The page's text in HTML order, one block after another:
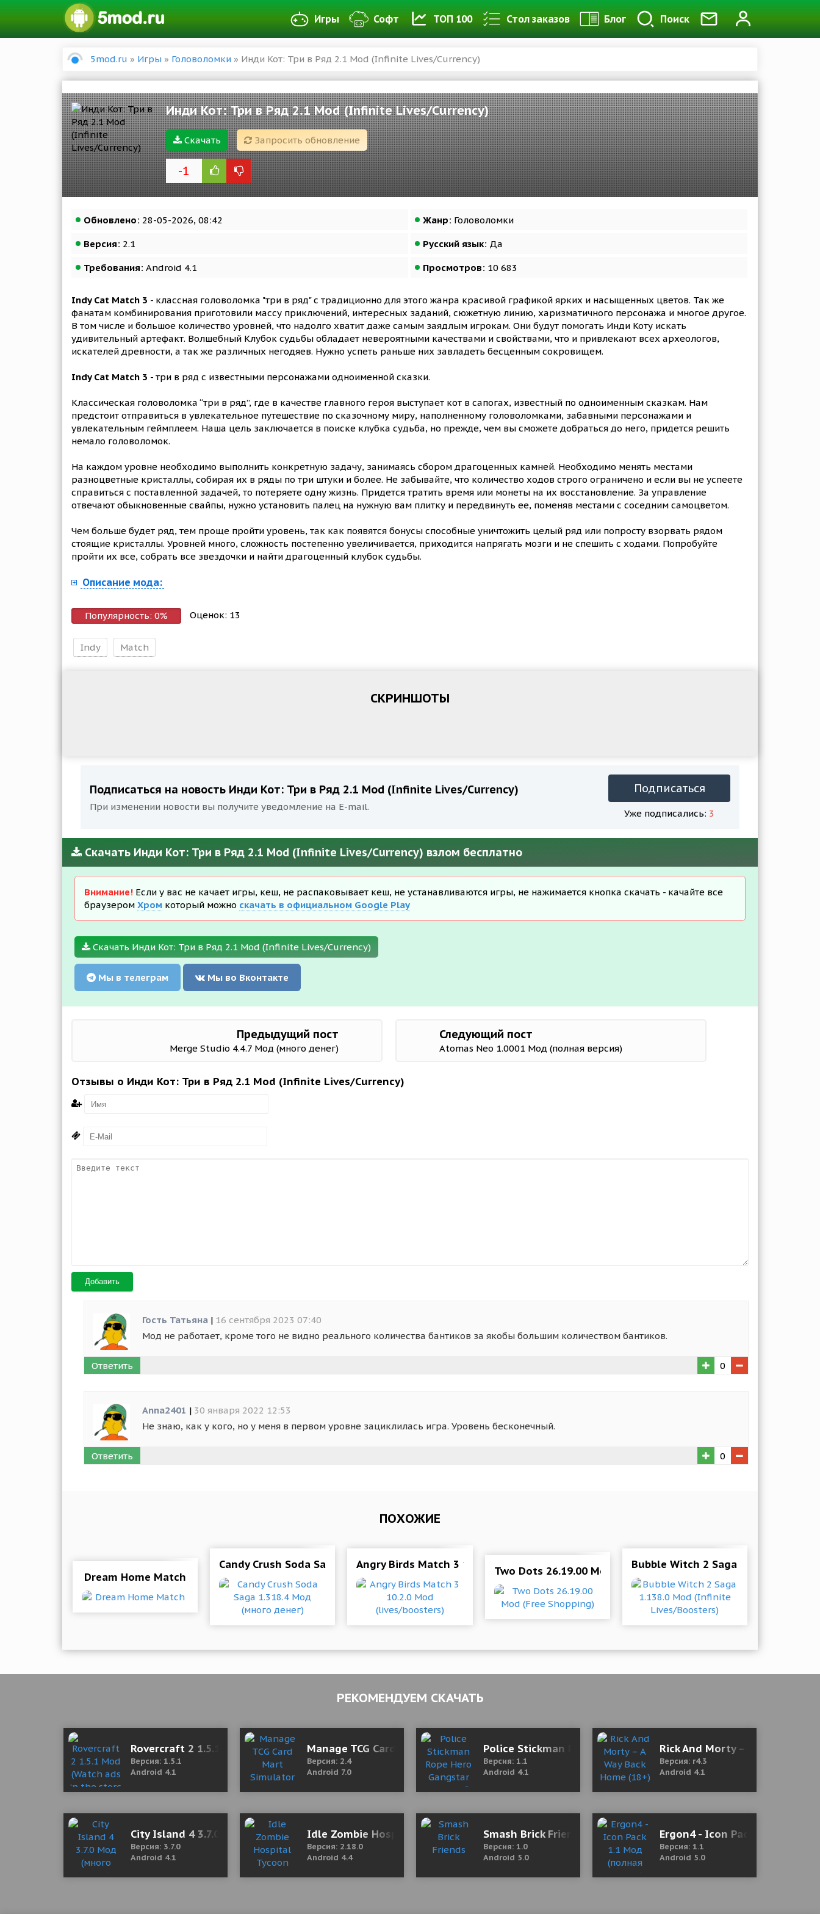
Игры Софт ТОП 100 Стол заказов Блог Поиск
5mod.ru » Игры » Головоломки » Инди Кот: Три в Ряд 2.1 Mod (Infinite Lives/Currency)
Инди Кот: Три в Ряд 2.1 Mod (Infinite Lives/Currency)
Скачать Запросить обновление
-1
Обновлено: 28-05-2026, 08:42 Жанр: Головоломки
Версия: 2.1 Русский язык: Да
Требования: Android 4.1 Просмотров: 10 683
Indy Cat Match 3 - классная головоломка "три в ряд" с традиционно для этого жанра красивой графикой ярких и насыщенных цветов. Так же
фанатам комбинирования приготовили массу приключений, интересных заданий, сюжетную линию, харизматичного персонажа и многое другое.
В том числе и большое количество уровней, что надолго хватит даже самым заядлым игрокам. Они будут помогать Инди Коту искать
удивительный артефакт. Волшебный Клубок судьбы обладает невероятными качествами и свойствами, что и привлекают всех археологов,
искателей древности, а так же различных негодяев. Нужно успеть раньше них завладеть бесценным сокровищем.
Indy Cat Match 3 - три в ряд с известными персонажами одноименной сказки.
Классическая головоломка “три в ряд”, где в качестве главного героя выступает кот в сапогах, известный по одноименным сказкам. Нам
предстоит отправиться в увлекательное путешествие по сказочному миру, наполненному головоломками, забавными персонажами и
увлекательным геймплеем. Наша цель заключается в поиске клубка судьба, но прежде, чем вы сможете добраться до него, придется решить
немало головоломок.
На каждом уровне необходимо выполнить конкретную задачу, занимаясь сбором драгоценных камней. Необходимо менять местами
разноцветные кристаллы, собирая их в ряды по три штуки и более. Не забывайте, что количество ходов строго ограничено и если вы не успеете
справиться с поставленной задачей, то потеряете одну жизнь. Придется тратить время или монеты на их восстановление. За управление
отвечают обыкновенные свайпы, нужно установить палец на нужную вам плитку и передвинуть ее, поменяв местами с соседним самоцветом.
Чем больше будет ряд, тем проще пройти уровень, так как появятся бонусы способные уничтожить целый ряд или попросту взорвать рядом
стоящие кристаллы. Уровней много, сложность постепенно увеличивается, приходится напрягать мозги и не спешить с ходами. Попробуйте
пройти их все, собрать все звездочки и найти драгоценный клубок судьбы.
Описание мода:
Популярность: 0% Оценок: 13
Indy Match
СКРИНШОТЫ
Подписаться на новость Инди Кот: Три в Ряд 2.1 Mod (Infinite Lives/Currency)
При изменении новости вы получите уведомление на E-mail.
Подписаться
Уже подписались: 3
Скачать Инди Кот: Три в Ряд 2.1 Mod (Infinite Lives/Currency) взлом бесплатно
Внимание! Если у вас не качает игры, кеш, не распаковывает кеш, не устанавливаются игры, не нажимается кнопка скачать - качайте все
браузером Хром который можно скачать в официальном Google Play
Скачать Инди Кот: Три в Ряд 2.1 Mod (Infinite Lives/Currency)
Мы в телеграм Мы во Вконтакте
Предыдущий пост
Merge Studio 4.4.7 Мод (много денег)
Следующий пост
Atomas Neo 1.0001 Мод (полная версия)
Отзывы о Инди Кот: Три в Ряд 2.1 Mod (Infinite Lives/Currency)
Добавить
Гость Татьяна | 16 сентября 2023 07:40
Мод не работает, кроме того не видно реального количества бантиков за якобы большим количеством бантиков.
Ответить 0
Anna2401 | 30 января 2022 12:53
Не знаю, как у кого, но у меня в первом уровне зациклилась игра. Уровень бесконечный.
Ответить 0
ПОХОЖИЕ
Dream Home Match
Candy Crush Soda Saga 1.318.4 Мод (много денег)Angry Birds Match 3 10.2.0 Mod (lives/boosters)
Two Dots 26.19.00 Mod (Free Shopping)Bubble Witch 2 Saga 1.138.0 Mod
РЕКОМЕНДУЕМ СКАЧАТЬ
Rovercraft 2 1.5.1 Mod (Watch ads in the store to get rewards)
Версия: 1.5.1
Android 4.1
Manage TCG Card Mart Simulator 2.4 Мод меню
Версия: 2.4
Android 7.0
Police Stickman Rope Hero Gangstar Crime Mafia
Версия: 1.1
Android 4.1
Rick And Morty – A Way Back
Версия: r4.3
Android 4.1
City Island 4 3.7.0 Мод (много денег)
Версия: 3.7.0
Android 4.1
Idle Zombie Hospital Tycoon 2.18.0 Mod (Money/diamonds)
Версия: 2.18.0
Android 4.4
Smash Brick Friends
Версия: 1.0
Android 5.0
Ergon4 - Icon Pack 1.1 Мод
Версия: 1.1
Android 5.0